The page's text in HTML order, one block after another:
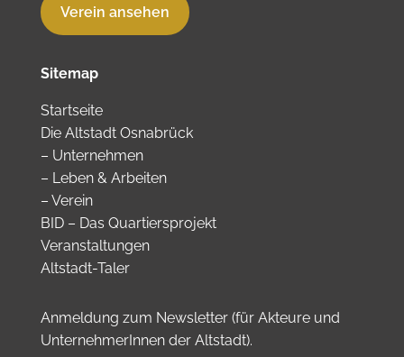
Verein ansehen
Sitemap
Startseite
Die Altstadt Osnabrück
– Unternehmen
– Leben & Arbeiten
– Verein
BID – Das Quartiersprojekt
Veranstaltungen
Altstadt-Taler
Anmeldung zum Newsletter (für Akteure und
UnternehmerInnen der Altstadt).